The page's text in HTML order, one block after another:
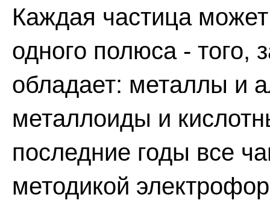
Каждая частица
одного полюса - того,
обладает: металлы и
металлоиды и
последние годы все
методикой